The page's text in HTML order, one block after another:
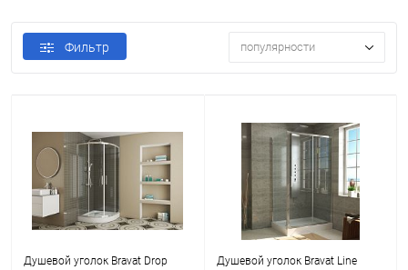
Фильтр популярности
Душевой уголок Bravat Drop
Душевой уголок Bravat Line